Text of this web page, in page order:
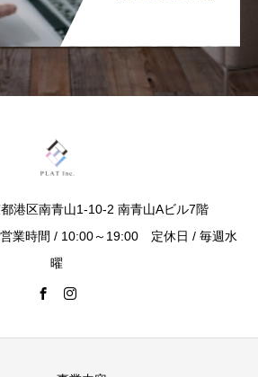
港区南青山1-10-2 南青山Aビル7階
業時間 / 10:00～19:00 定休日 / 毎週水
曜